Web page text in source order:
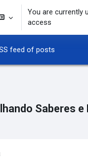
input
You are currently
access
feed of posts
Saberes e